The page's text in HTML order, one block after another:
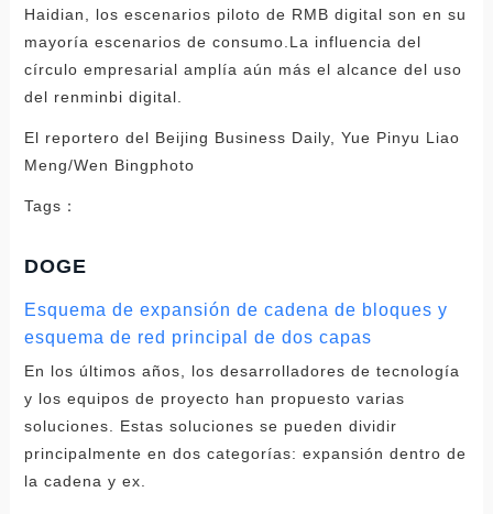
Haidian, los escenarios piloto de RMB digital son en su
mayoría escenarios de consumo.La influencia del
círculo empresarial amplía aún más el alcance del uso
del renminbi digital.
El reportero del Beijing Business Daily, Yue Pinyu Liao
Meng/Wen Bingphoto
Tags：
DOGE
Esquema de expansión de cadena de bloques y
esquema de red principal de dos capas
En los últimos años, los desarrolladores de tecnología
y los equipos de proyecto han propuesto varias
soluciones. Estas soluciones se pueden dividir
principalmente en dos categorías: expansión dentro de
la cadena y ex.